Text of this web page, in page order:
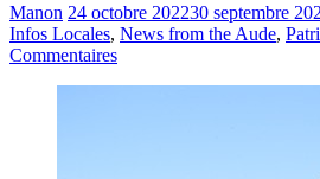
Manon 24 octobre 202230 septembre
Infos Locales, News from the Aude,
Commentaires